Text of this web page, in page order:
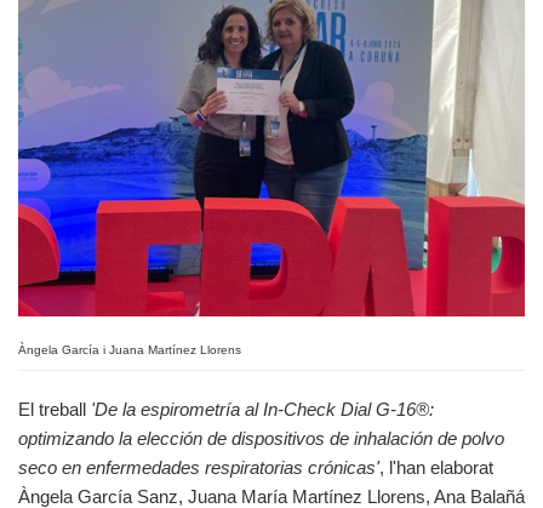
Àngela García i Juana Martínez Llorens
El treball 'De la espirometría al In‑Check Dial G‑16®:
optimizando la elección de dispositivos de inhalación de polvo
seco en enfermedades respiratorias crónicas', l'han elaborat
Àngela García Sanz, Juana María Martínez Llorens, Ana Balañá